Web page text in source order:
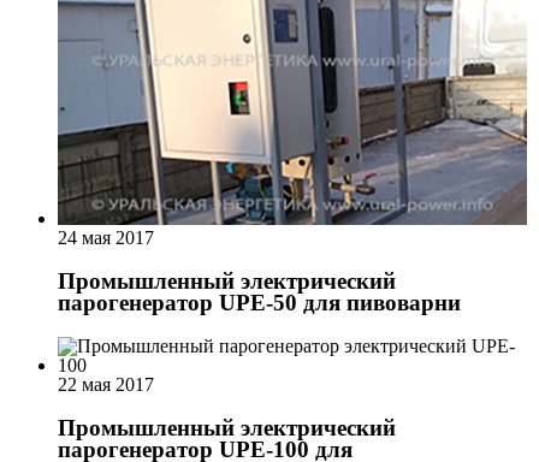
24 мая 2017
Промышленный электрический
парогенератор UPE-50 для пивоварни
22 мая 2017
Промышленный электрический
парогенератор UPE-100 для